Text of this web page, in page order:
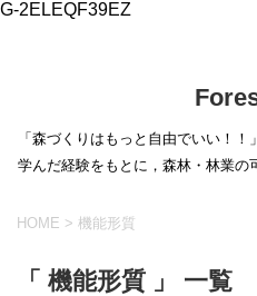
G-2ELEQF39EZ
「森づくりはもっと自由でいい！
学んだ経験をもとに，森林・林業の
HOME > 機能形質
「 機能形質 」 一覧